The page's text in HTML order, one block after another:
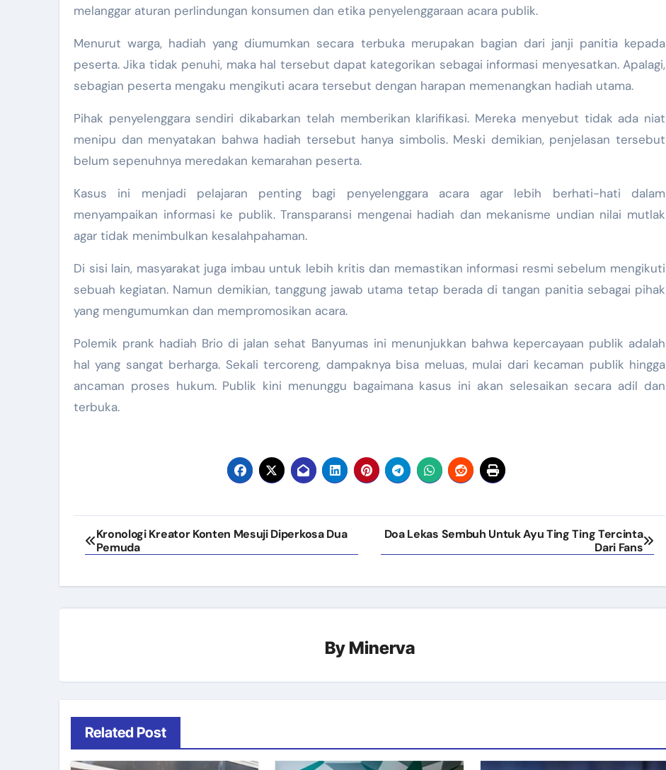
melanggar aturan perlindungan konsumen dan etika penyelenggaraan acara publik.
Menurut warga, hadiah yang diumumkan secara terbuka merupakan bagian dari janji panitia kepada
peserta. Jika tidak penuhi, maka hal tersebut dapat kategorikan sebagai informasi menyesatkan. Apalagi,
sebagian peserta mengaku mengikuti acara tersebut dengan harapan memenangkan hadiah utama.
Pihak penyelenggara sendiri dikabarkan telah memberikan klarifikasi. Mereka menyebut tidak ada niat
menipu dan menyatakan bahwa hadiah tersebut hanya simbolis. Meski demikian, penjelasan tersebut
belum sepenuhnya meredakan kemarahan peserta.
Kasus ini menjadi pelajaran penting bagi penyelenggara acara agar lebih berhati-hati dalam
menyampaikan informasi ke publik. Transparansi mengenai hadiah dan mekanisme undian nilai mutlak
agar tidak menimbulkan kesalahpahaman.
Di sisi lain, masyarakat juga imbau untuk lebih kritis dan memastikan informasi resmi sebelum mengikuti
sebuah kegiatan. Namun demikian, tanggung jawab utama tetap berada di tangan panitia sebagai pihak
yang mengumumkan dan mempromosikan acara.
Polemik prank hadiah Brio di jalan sehat Banyumas ini menunjukkan bahwa kepercayaan publik adalah
hal yang sangat berharga. Sekali tercoreng, dampaknya bisa meluas, mulai dari kecaman publik hingga
ancaman proses hukum. Publik kini menunggu bagaimana kasus ini akan selesaikan secara adil dan
terbuka.
Navigasi
pos
Kronologi Kreator Konten Mesuji Diperkosa Dua
Pemuda
Doa Lekas Sembuh Untuk Ayu Ting Ting Tercinta
Dari Fans
By Minerva
Related Post